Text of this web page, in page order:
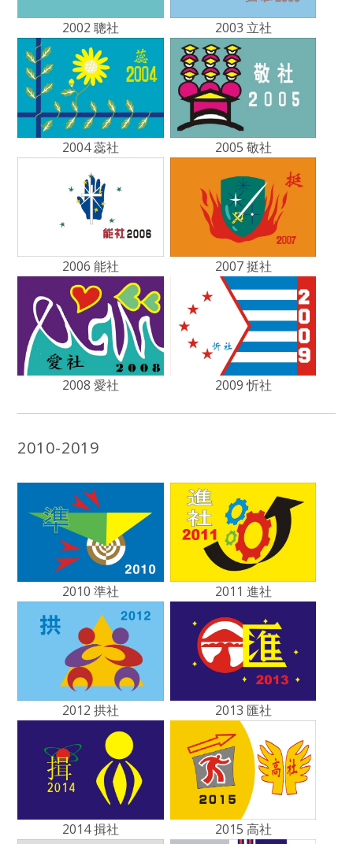
2002 聰社 2003 立社
2004 蕊社 2005 敬社
2006 能社 2007 挺社
2008 愛社 2009 忻社
2010-2019
2010 準社 2011 進社
2012 拱社 2013 匯社
2014 揖社 2015 高社